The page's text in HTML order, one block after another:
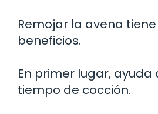
Remojar la avena
beneficios.
En primer lugar, ayuda
tiempo de cocción.